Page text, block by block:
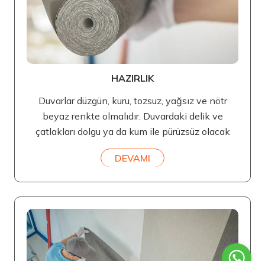
HAZIRLIK
Duvarlar düzgün, kuru, tozsuz, yağsız ve nötr
beyaz renkte olmalıdır. Duvardaki delik ve
çatlakları dolgu ya da kum ile pürüzsüz olacak
DEVAMI